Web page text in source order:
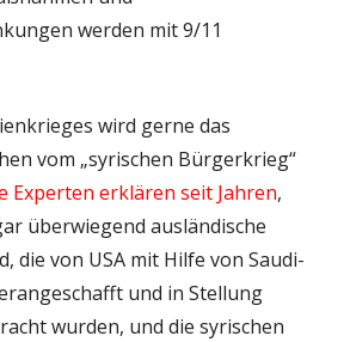
werden mit 9/11
wird gerne das
vom „syrischen Bürgerkrieg“
Experten erklären seit Jahren,
überwiegend ausländische
die von USA mit Hilfe von Saudi-
und in Stellung
wurden, und die syrischen